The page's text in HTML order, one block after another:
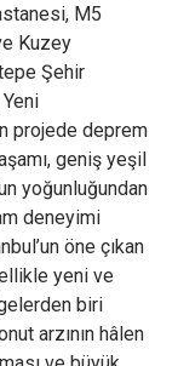
M5
Kuzey
Şehir
projede deprem
geniş yeşil
yoğunluğundan
deneyimi
öne çıkan
yeni ve
biri
arzının hâlen